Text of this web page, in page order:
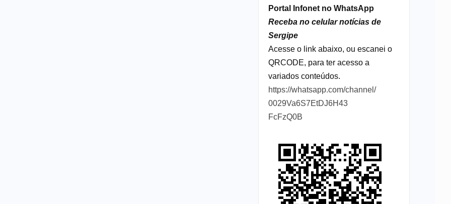
Portal Infonet no WhatsApp
Receba no celular notícias de
Sergipe
Acesse o link abaixo, ou escanei o
QRCODE, para ter acesso a
variados conteúdos.
https://whatsapp.com/channel/
0029Va6S7EtDJ6H43
FcFzQ0B